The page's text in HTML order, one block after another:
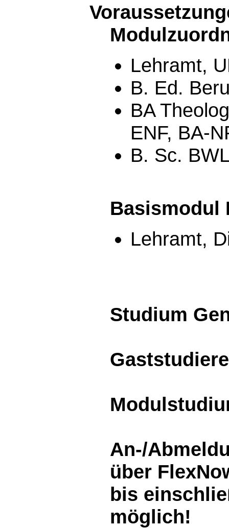
Lehramt,
B. Ed.
BA
ENF, BA-
B. Sc.
Basismodul
Lehramt,
Studium
An-/
über
bis
möglich!